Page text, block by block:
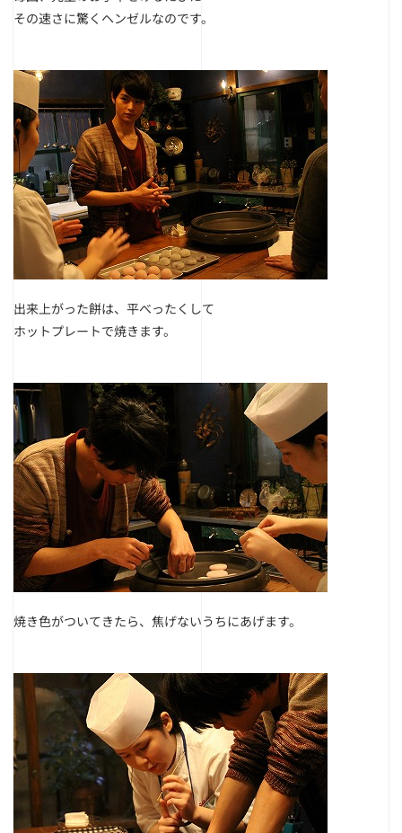
その速さに驚くヘンゼルなのです。
出来上がった餅は、平べったくして
ホットプレートで焼きます。
焼き色がついてきたら、焦げないうちにあげます。